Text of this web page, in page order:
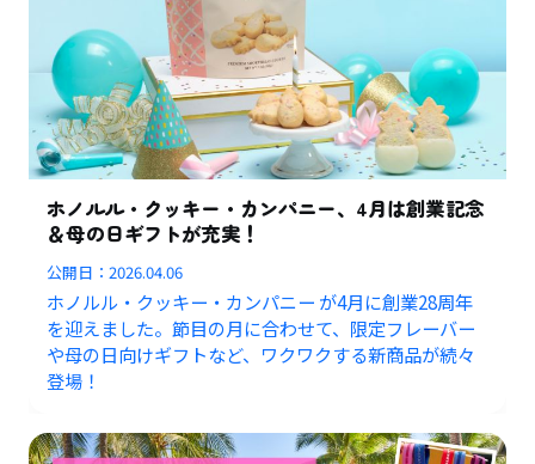
ホノルル・クッキー・カンパニー、4月は創業記念
＆母の日ギフトが充実！
公開日：2026.04.06
ホノルル・クッキー・カンパニー が4月に創業28周年
を迎えました。節目の月に合わせて、限定フレーバー
や母の日向けギフトなど、ワクワクする新商品が続々
登場！